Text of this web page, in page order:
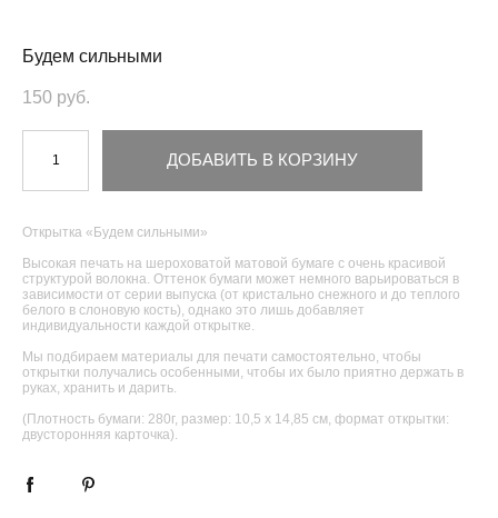
Будем сильными
150 pуб.
ДОБАВИТЬ В КОРЗИНУ
Открытка «Будем сильными»
Высокая печать на шероховатой матовой бумаге с очень красивой
структурой волокна. Оттенок бумаги может немного варьироваться в
зависимости от серии выпуска (от кристально снежного и до теплого
белого в слоновую кость), однако это лишь добавляет
индивидуальности каждой открытке.
Мы подбираем материалы для печати самостоятельно, чтобы
открытки получались особенными, чтобы их было приятно держать в
руках, хранить и дарить.
(Плотность бумаги: 280г, размер: 10,5 х 14,85 см, формат открытки:
двусторонняя карточка).